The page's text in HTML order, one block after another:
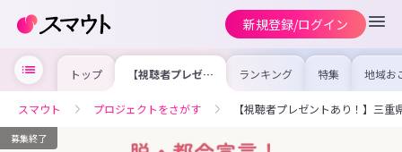
新規登録/ログイン
トップ 【視聴者プレゼン
トあり！】三重県
住ウェブセミナー
の参加者を募集！
ランキング 特集 地域お
の求
を集め
事内容
を比較
スマウト プロジェクトをさがす 【視聴者プレゼントあり！】三
募集終了